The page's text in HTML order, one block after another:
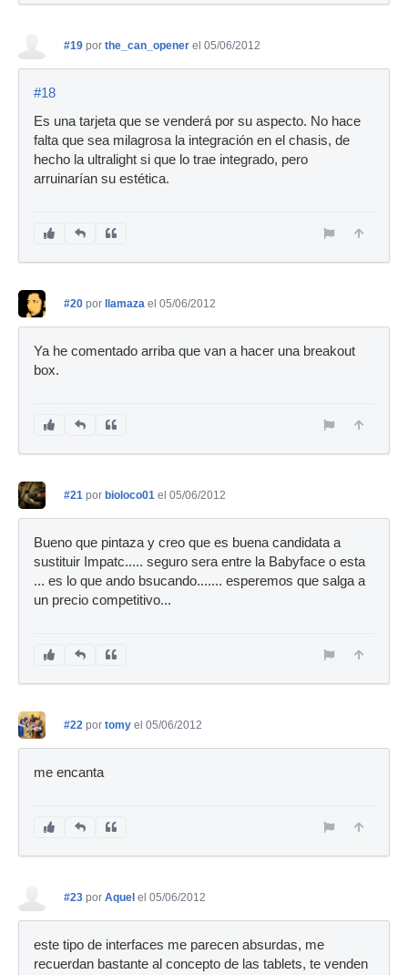
#19 por the_can_opener el 05/06/2012
#18
Es una tarjeta que se venderá por su aspecto. No hace
falta que sea milagrosa la integración en el chasis, de
hecho la ultralight si que lo trae integrado, pero
arruinarían su estética.
#20 por llamaza el 05/06/2012
Ya he comentado arriba que van a hacer una breakout
box.
#21 por bioloco01 el 05/06/2012
Bueno que pintaza y creo que es buena candidata a
sustituir Impatc..... seguro sera entre la Babyface o esta
... es lo que ando bsucando....... esperemos que salga a
un precio competitivo...
#22 por tomy el 05/06/2012
me encanta
#23 por Aquel el 05/06/2012
este tipo de interfaces me parecen absurdas, me
recuerdan bastante al concepto de las tablets, te venden